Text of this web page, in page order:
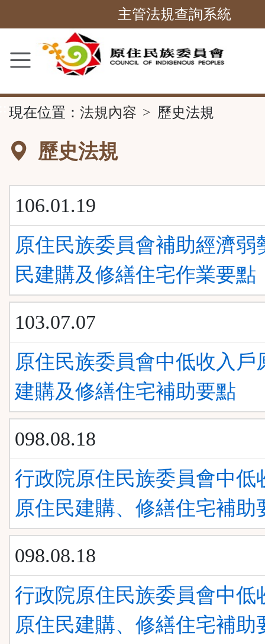
到
要
容
區
主管法規查詢系統
現在位置： 法規內容 歷史法規
歷史法規
106.01.19
原住民族委員會補助經濟弱
民建購及修繕住宅作業要點
103.07.07
原住民族委員會中低收入戶
建購及修繕住宅補助要點
098.08.18
行政院原住民族委員會中低
原住民建購、修繕住宅補助
098.08.18
行政院原住民族委員會中低
原住民建購、修繕住宅補助